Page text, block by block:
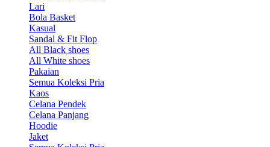
Lari
Bola Basket
Kasual
Sandal & Fit Flop
All Black shoes
All White shoes
Pakaian
Semua Koleksi Pria
Kaos
Celana Pendek
Celana Panjang
Hoodie
Jaket